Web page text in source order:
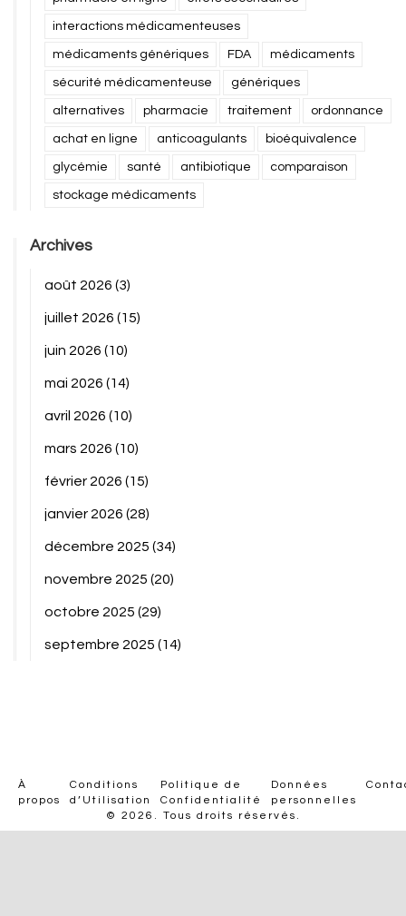
interactions médicamenteuses
médicaments génériques FDA médicaments
sécurité médicamenteuse génériques
alternatives pharmacie traitement ordonnance
achat en ligne anticoagulants bioéquivalence
glycémie santé antibiotique comparaison
stockage médicaments
Archives
août 2026 (3)
juillet 2026 (15)
juin 2026 (10)
mai 2026 (14)
avril 2026 (10)
mars 2026 (10)
février 2026 (15)
janvier 2026 (28)
décembre 2025 (34)
novembre 2025 (20)
octobre 2025 (29)
septembre 2025 (14)
À
propos
Conditions
d’Utilisation
Politique de
Confidentialité
Données
personnelles
© 2026. Tous droits réservés.